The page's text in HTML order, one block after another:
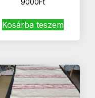
9000Ft
Kosárba teszem